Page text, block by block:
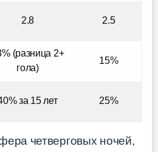
2.8 2.5
(разница 2+
гола)
15%
за 15 лет 25%
четверговых ночей,